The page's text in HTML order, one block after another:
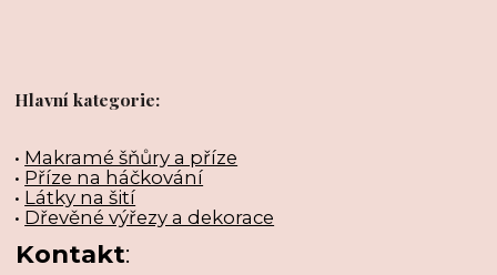
Hlavní kategorie:
• Makramé šňůry a příze
• Příze na háčkování
• Látky na šití
• Dřevěné výřezy a dekorace
Kontakt: